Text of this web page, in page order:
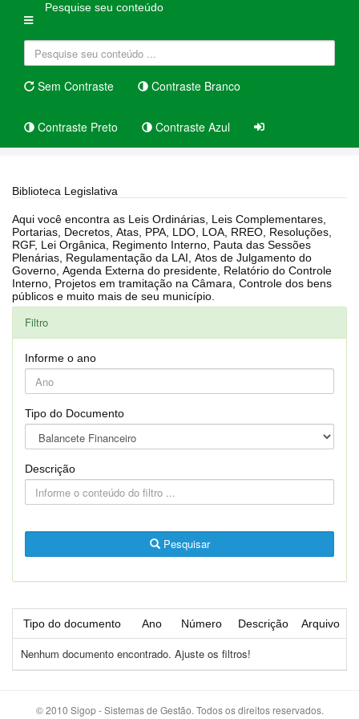
Pesquise seu conteúdo
Sem Contraste Contraste Branco
Contraste Preto Contraste Azul
Biblioteca Legislativa
Aqui você encontra as Leis Ordinárias, Leis Complementares,
Portarias, Decretos, Atas, PPA, LDO, LOA, RREO, Resoluções,
RGF, Lei Orgânica, Regimento Interno, Pauta das Sessões
Plenárias, Regulamentação da LAI, Atos de Julgamento do
Governo, Agenda Externa do presidente, Relatório do Controle
Interno, Projetos em tramitação na Câmara, Controle dos bens
públicos e muito mais de seu município.
Filtro
Informe o ano
Tipo do Documento
Descrição
Pesquisar
Tipo do documento Ano Número Descrição Arquivo
Nenhum documento encontrado. Ajuste os filtros!
© 2010 Sigop - Sistemas de Gestão. Todos os direitos reservados.